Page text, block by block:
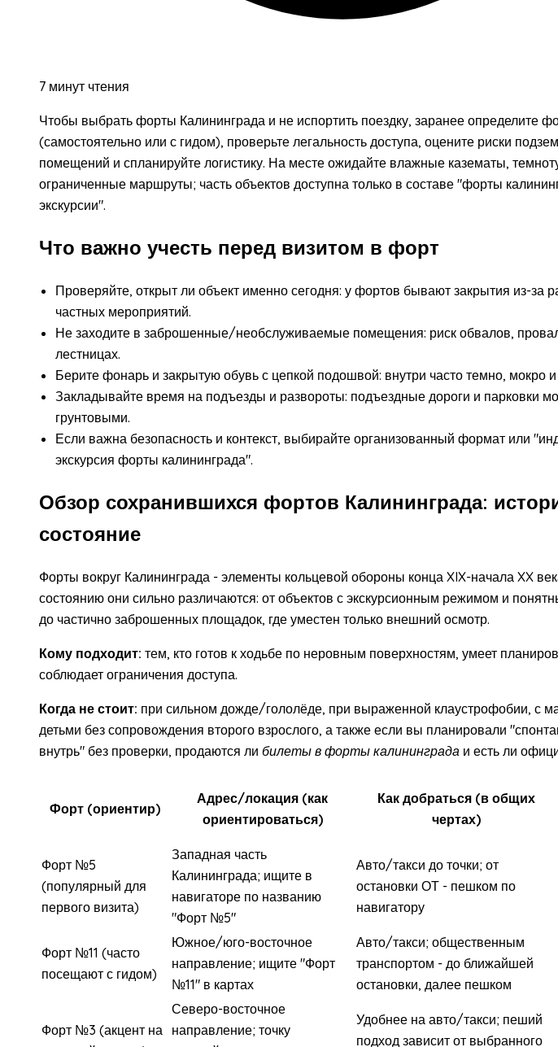
7 минут чтения
Чтобы выбрать форты Калининграда и не испортить поездку, заранее определите
(самостоятельно или с гидом), проверьте легальность доступа, оцените риски
помещений и спланируйте логистику. На месте ожидайте влажные казематы,
ограниченные маршруты; часть объектов доступна только в составе "форты
экскурсии".
Что важно учесть перед визитом в форт
Проверяйте, открыт ли объект именно сегодня: у фортов бывают закрытия из-за
частных мероприятий.
Не заходите в заброшенные/необслуживаемые помещения: риск обвалов,
лестницах.
Берите фонарь и закрытую обувь с цепкой подошвой: внутри часто темно, мокро и
Закладывайте время на подъезды и развороты: подъездные дороги и парковки
грунтовыми.
Если важна безопасность и контекст, выбирайте организованный формат или
экскурсия форты калининграда".
Обзор сохранившихся фортов Калининграда:
состояние
Форты вокруг Калининграда - элементы кольцевой обороны конца XIX-начала XX
состоянию они сильно различаются: от объектов с экскурсионным режимом и
до частично заброшенных площадок, где уместен только внешний осмотр.
Кому подходит: тем, кто готов к ходьбе по неровным поверхностям, умеет
соблюдает ограничения доступа.
Когда не стоит: при сильном дожде/гололёде, при выраженной клаустрофобии, с
детьми без сопровождения второго взрослого, а также если вы планировали
внутрь" без проверки, продаются ли билеты в форты калининграда и есть ли
Форт (ориентир)
Адрес/локация (как
ориентироваться)
Как добраться (в общих
чертах)
Форт №5
(популярный для
первого визита)
Западная часть
Калининграда; ищите в
навигаторе по названию
"Форт №5"
Авто/такси до точки; от
остановки ОТ - пешком по
навигатору
Форт №11 (часто
посещают с гидом)
Южное/юго-восточное
направление; ищите "Форт
№11" в картах
Авто/такси; общественным
транспортом - до ближайшей
остановки, далее пешком
Форт №3 (акцент на
Северо-восточное
направление; точку
Удобнее на авто/такси; пеший
подход зависит от выбранного